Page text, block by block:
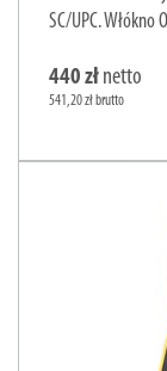
SC/UPC. Włókno
440 zł netto
541,20 zł brutto